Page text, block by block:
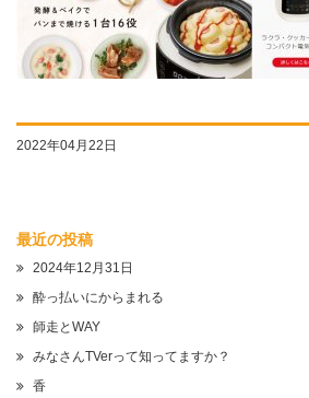
2022年04月22日
最近の投稿
2024年12月31日
酔っ払いにからまれる
師走とWAY
みなさんTVerって知ってますか？
香